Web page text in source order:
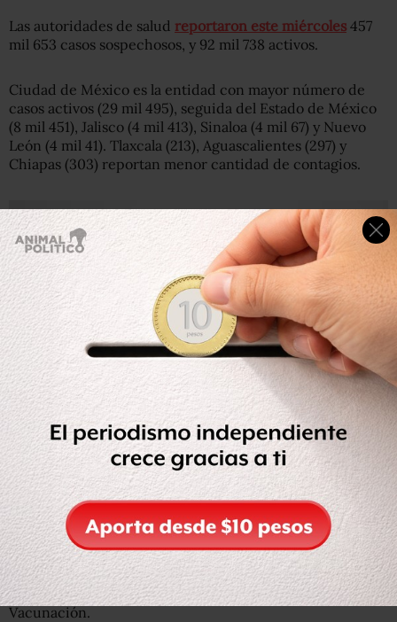
Las autoridades de salud reportaron este miércoles 457
mil 653 casos sospechosos, y 92 mil 738 activos.
Ciudad de México es la entidad con mayor número de
casos activos (29 mil 495), seguida del Estado de México
(8 mil 451), Jalisco (4 mil 413), Sinaloa (4 mil 67) y Nuevo
León (4 mil 41). Tlaxcala (213), Aguascalientes (297) y
Chiapas (303) reportan menor cantidad de contagios.
La ocupación hospitalaria de camas generales para
pacientes con COVID es de 35% a nivel nacional,
mientras que de camas con ventilador es del 29%.
Este martes fueron aplicadas 799 mil 495 vacunas contra
la COVID, con lo que ya suman 55 millones 911 mil 861
dosis aplicadas mediante la Estrategia Nacional de
Vacunación.